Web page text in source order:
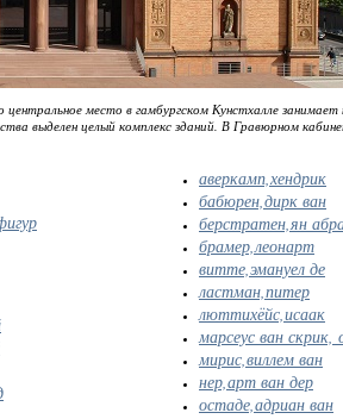
место в гамбургском Кунстхалле
выделен целый комплекс зданий. В Гравюрном
аверкамп,хендрик
бабюрен,дирк ван
берстратен,ян
брамер,леонарт
витте,эмануел де
ластман,питер
люттихёйс,исаак
марсеус ван
мирис,виллем ван
нер,арт ван дер
остаде,адриан ван